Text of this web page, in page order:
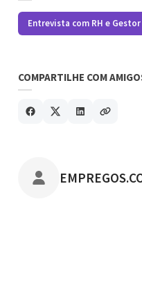
Entrevista com RH e Gestor
COMPARTILHE COM
POSTADO